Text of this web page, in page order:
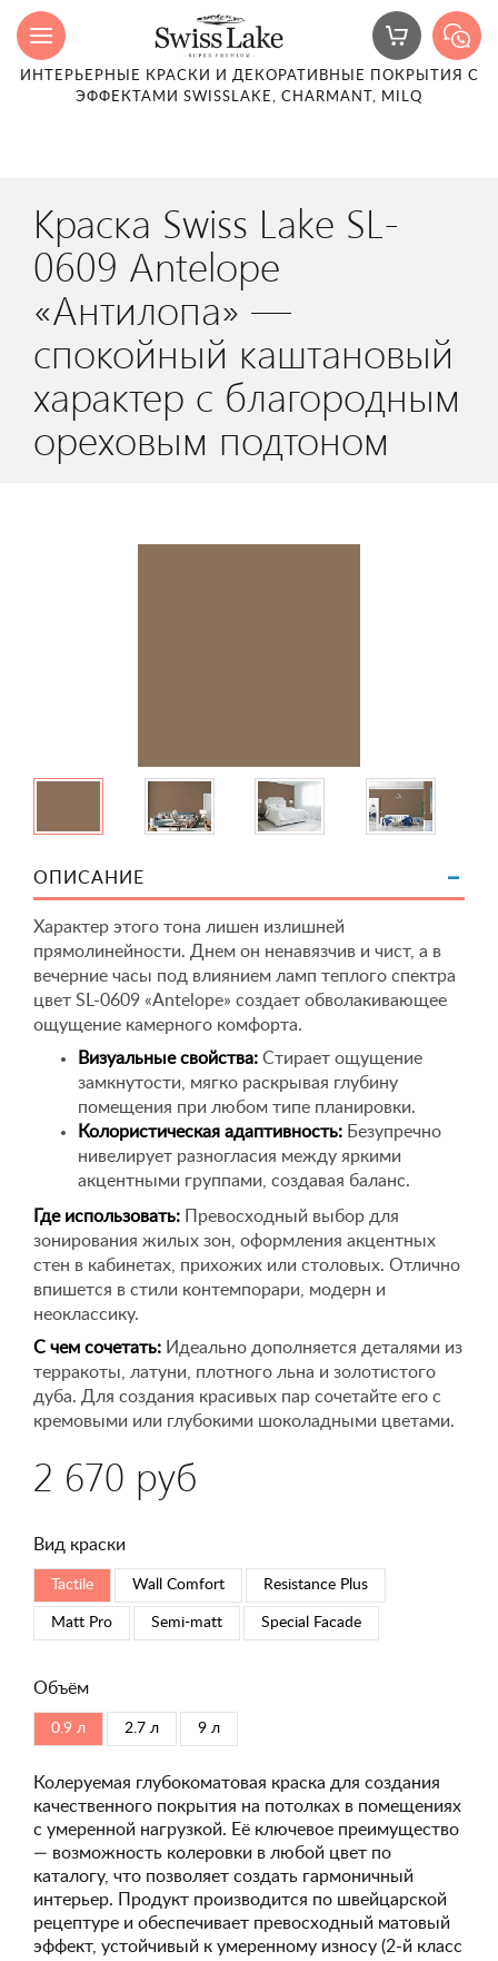
ИНТЕРЬЕРНЫЕ КРАСКИ И ДЕКОРАТИВНЫЕ ПОКРЫТИЯ С
ЭФФЕКТАМИ SWISSLAKE, CHARMANT, MILQ
Краска Swiss Lake SL-
0609 Antelope
«Антилопа» —
спокойный каштановый
характер с благородным
ореховым подтоном
ОПИСАНИЕ
Характер этого тона лишен излишней
прямолинейности. Днем он ненавязчив и чист, а в
вечерние часы под влиянием ламп теплого спектра
цвет SL-0609 «Antelope» создает обволакивающее
ощущение камерного комфорта.
Визуальные свойства: Стирает ощущение
замкнутости, мягко раскрывая глубину
помещения при любом типе планировки.
Колористическая адаптивность: Безупречно
нивелирует разногласия между яркими
акцентными группами, создавая баланс.
Где использовать: Превосходный выбор для
зонирования жилых зон, оформления акцентных
стен в кабинетах, прихожих или столовых. Отлично
впишется в стили контемпорари, модерн и
неоклассику.
С чем сочетать: Идеально дополняется деталями из
терракоты, латуни, плотного льна и золотистого
дуба. Для создания красивых пар сочетайте его с
кремовыми или глубокими шоколадными цветами.
2 670 руб
Вид краски
Tactile Wall Comfort Resistance Plus
Matt Pro Semi-matt Special Faсade
Объём
0.9 л 2.7 л 9 л
Колеруемая глубокоматовая краска для создания
качественного покрытия на потолках в помещениях
с умеренной нагрузкой. Её ключевое преимущество
— возможность колеровки в любой цвет по
каталогу, что позволяет создать гармоничный
интерьер. Продукт производится по швейцарской
рецептуре и обеспечивает превосходный матовый
эффект, устойчивый к умеренному износу (2-й класс